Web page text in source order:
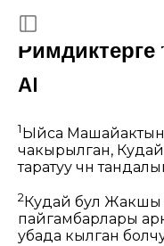
Римдиктерге
AI
1Ыйса Машайактын
чакырылган,
таратуу үчүн
2 Кудай бул Жакшы
пайгамбарлары
убада кылган